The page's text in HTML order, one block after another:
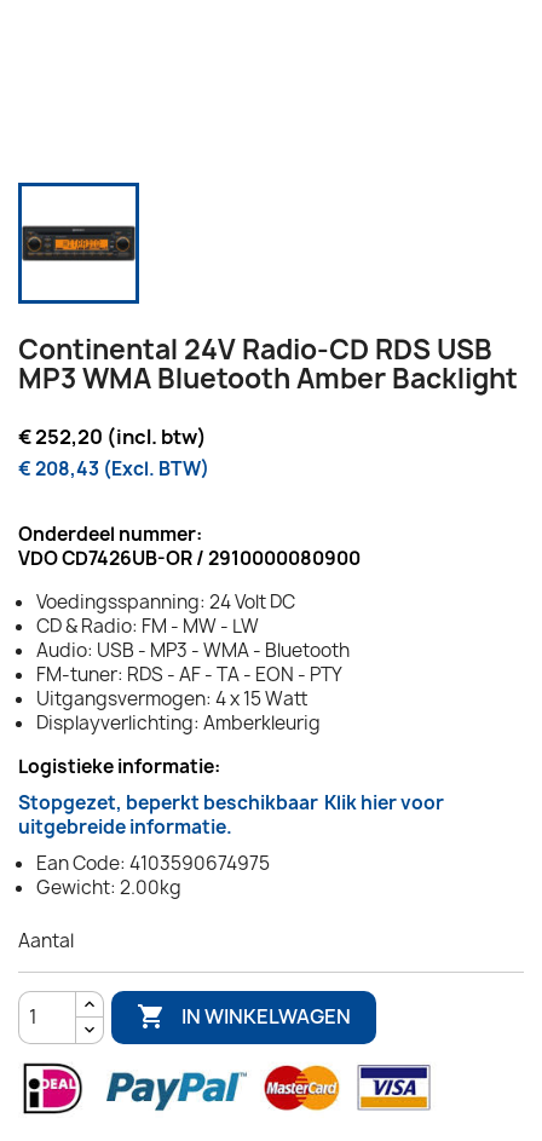
Continental 24V Radio-CD RDS USB
MP3 WMA Bluetooth Amber Backlight
€ 252,20 (incl. btw)
€ 208,43 (Excl. BTW)
Onderdeel nummer:
VDO CD7426UB-OR / 2910000080900
Voedingsspanning: 24 Volt DC
CD & Radio: FM - MW - LW
Audio: USB - MP3 - WMA - Bluetooth
FM-tuner: RDS - AF - TA - EON - PTY
Uitgangsvermogen: 4 x 15 Watt
Displayverlichting: Amberkleurig
Logistieke informatie:
Stopgezet, beperkt beschikbaar Klik hier voor
uitgebreide informatie.
Ean Code: 4103590674975
Gewicht: 2.00kg
Aantal
 IN WINKELWAGEN